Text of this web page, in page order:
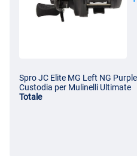
Spro JC Elite MG Left NG
Custodia per Mulinelli Ultimate
Totale